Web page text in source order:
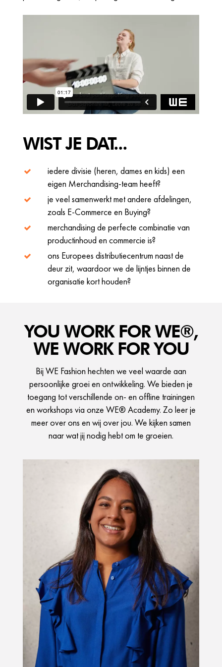
WIST JE DAT...
iedere divisie (heren, dames en kids) een
eigen Merchandising-team heeft?
je veel samenwerkt met andere afdelingen,
zoals E-Commerce en Buying?
merchandising de perfecte combinatie van
productinhoud en commercie is?
ons Europees distributiecentrum naast de
deur zit, waardoor we de lijntjes binnen de
organisatie kort houden?
YOU WORK FOR WE®,
WE WORK FOR YOU
Bij WE Fashion hechten we veel waarde aan
persoonlijke groei en ontwikkeling. We bieden je
toegang tot verschillende on- en offline trainingen
en workshops via onze WE® Academy. Zo leer je
meer over ons en wij over jou. We kijken samen
naar wat jij nodig hebt om te groeien.